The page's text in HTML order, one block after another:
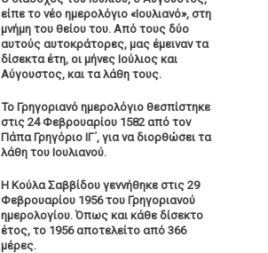
είπε το νέο ημερολόγιο «Ιουλιανό», στη
μνήμη του θείου του. Από τους δύο
αυτούς αυτοκράτορες, μας έμειναν τα
δίσεκτα έτη, οι μήνες Ιούλιος και
Αύγουστος, και τα λάθη τους.
Το Γρηγοριανό ημερολόγιο θεσπίστηκε
στις 24 Φεβρουαρίου 1582 από τον
Πάπα Γρηγόριο ΙΓ΄, για να διορθώσει τα
λάθη του Ιουλιανού.
Η Κούλα Σαββίδου γεννήθηκε στις 29
Φεβρουαρίου 1956 του Γρηγοριανού
ημερολογίου. Όπως και κάθε δίσεκτο
έτος, το 1956 αποτελείτο από 366
μέρες.